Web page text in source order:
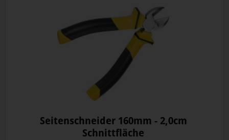
Seitenschneider 160mm - 2,0cm
Schnittfläche